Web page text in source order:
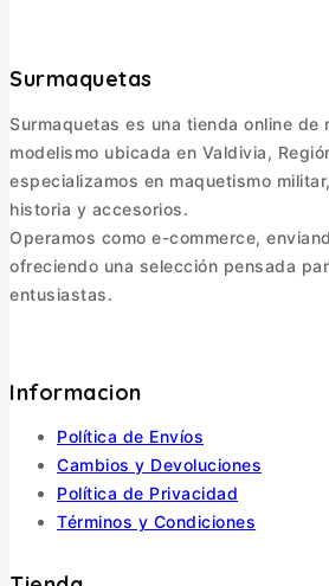
Surmaquetas
Surmaquetas es una tienda online de
modelismo ubicada en Valdivia,
especializamos en maquetismo
historia y accesorios.
Operamos como e-commerce,
ofreciendo una selección pensada
entusiastas.
Informacion
Política de Envíos
Cambios y Devoluciones
Política de Privacidad
Términos y Condiciones